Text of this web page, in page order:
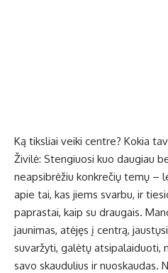
Ką tiksliai veiki centre? Kokia
Živilė: Stengiuosi kuo daugiau
neapsibrėžiu konkrečių temų –
apie tai, kas jiems svarbu, ir
paprastai, kaip su draugais.
jaunimas, atėjęs į centrą,
suvaržyti, galėtų atsipalaiduoti,
savo skaudulius ir nuoskaudas.